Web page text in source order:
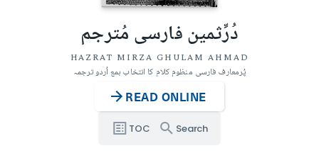
دُرِّثمین فارسی مُترجم
HAZRAT MIRZA GHULAM AHMAD
پُرمعارف فارسی منظوم کلام کا انتخاب بمع اُردو ترجمہ
READ ONLINE
TOC Search